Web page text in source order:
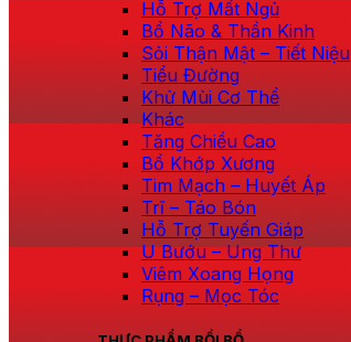
Hỗ Trợ Mất Ngủ
Bổ Não & Thần Kinh
Sỏi Thận Mật – Tiết Niệu
Tiểu Đường
Khử Mùi Cơ Thể
Khác
Tăng Chiều Cao
Bổ Khớp Xương
Tim Mạch – Huyết Áp
Trĩ – Táo Bón
Hỗ Trợ Tuyến Giáp
U Bướu – Ung Thư
Viêm Xoang Họng
Rụng – Mọc Tóc